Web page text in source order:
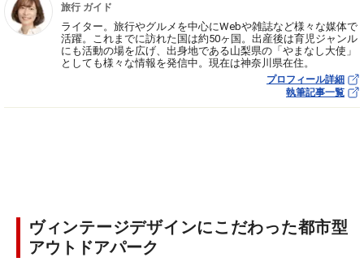
旅行 ガイド
ライター。旅行やグルメを中心にWebや雑誌など様々な媒体で
活躍。これまでに訪れた国は約50ヶ国。出産後は育児ジャンル
にも活動の場を広げ、出身地である山梨県の「やまなし大使」
としても様々な情報を発信中。現在は神奈川県在住。
プロフィール詳細
執筆記事一覧
ヴィンテージデザインにこだわった都市型
アウトドアパーク